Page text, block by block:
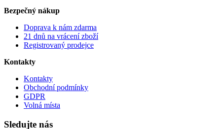
Bezpečný nákup
Doprava k nám zdarma
21 dnů na vrácení zboží
Registrovaný prodejce
Kontakty
Kontakty
Obchodní podmínky
GDPR
Volná místa
Sledujte nás